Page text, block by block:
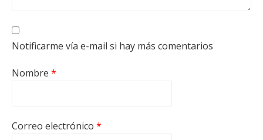
Notificarme vía e-mail si hay más comentarios
Nombre *
Correo electrónico *